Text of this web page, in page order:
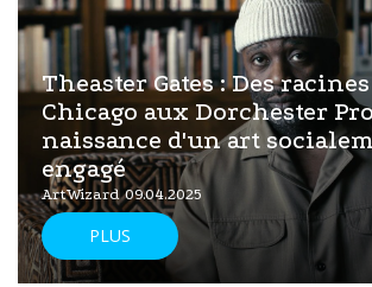
Theaster Gates : Des
Chicago aux Dorchester
naissance d'un art
engagé
ArtWizard 09.04.2025
PLUS